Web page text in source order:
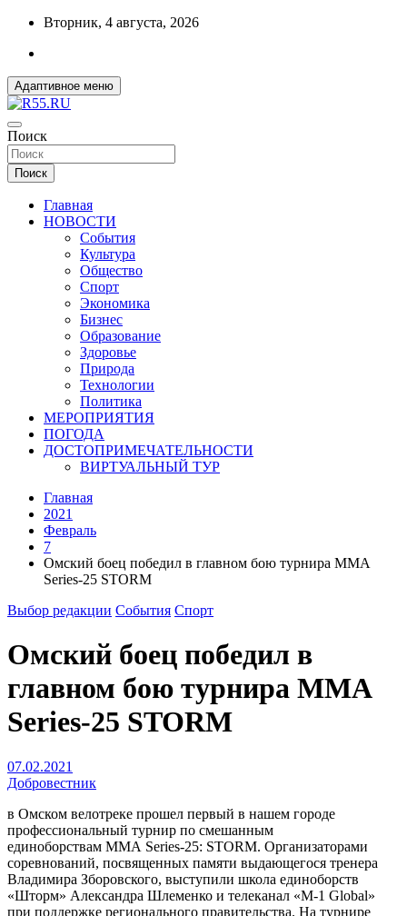
Перейти
содержимому
Вторник, 4 августа, 2026
Адаптивное меню
R55.RU
ДОБРЫЕ ВЕСТИ ИЗ ОМСКА
Поиск
Поиск
Главная
НОВОСТИ
События
Культура
Общество
Спорт
Экономика
Бизнес
Образование
Здоровье
Природа
Технологии
Политика
МЕРОПРИЯТИЯ
ПОГОДА
ДОСТОПРИМЕЧАТЕЛЬНОСТИ
ВИРТУАЛЬНЫЙ ТУР
Главная
2021
Февраль
7
Омский боец победил в главном бою турнира ММА
Series-25 STORM
Выбор редакции События Спорт
Омский боец победил в
главном бою турнира ММА
Series-25 STORM
07.02.2021
Добровестник
в Омском велотреке прошел первый в нашем городе
профессиональный турнир по смешанным
единоборствам ММА Series-25: STORM. Организаторами
соревнований, посвященных памяти выдающегося тренера
Владимира Зборовского, выступили школа единоборств
«Шторм» Александра Шлеменко и телеканал «М-1 Global»
при поддержке регионального правительства. На турнире